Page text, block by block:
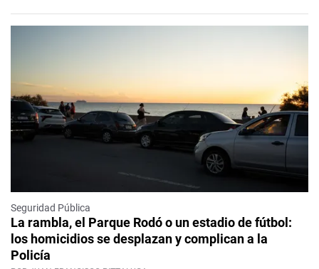
Seguridad Pública
La rambla, el Parque Rodó o un estadio de fútbol:
los homicidios se desplazan y complican a la
Policía